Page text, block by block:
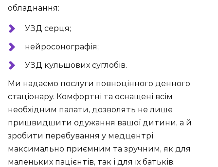
обладнання:
️УЗД серця;
нейросонографія;
УЗД кульшових суглобів.
Ми надаємо послуги повноцінного денного
стаціонару. Комфортні та оснащені всім
необхідним палати, дозволять не лише
пришвидшити одужання вашої дитини, а й
зробити перебування у медцентрі
максимально приємним та зручним, як для
маленьких пацієнтів, так і для їх батьків.